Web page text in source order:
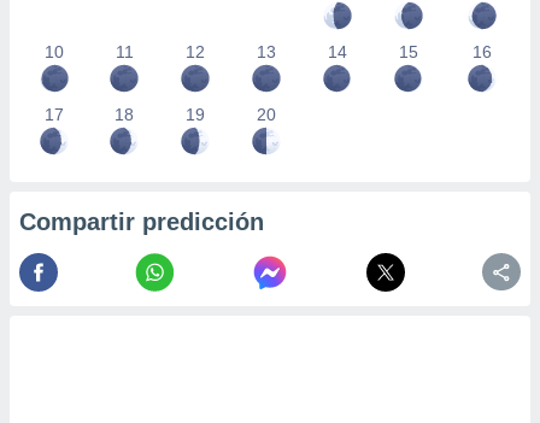
10 11 12 13 14 15 16
17 18 19 20
Compartir predicción